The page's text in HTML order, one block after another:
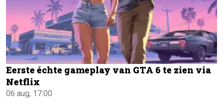
Eerste échte gameplay van GTA 6 te zien via
Netflix
06 aug, 17:00